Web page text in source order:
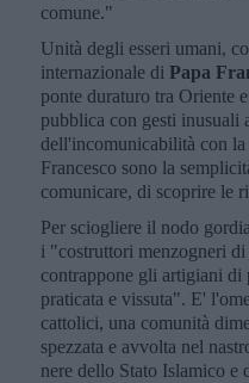
comune."
Unità degli esseri umani,
internazionale di Papa
ponte duraturo tra Oriente
pubblica con gesti inusuali
dell'incomunicabilità con
Francesco sono la
comunicare, di scoprire le
Per sciogliere il nodo
i "costruttori menzogneri
contrappone gli artigiani di
praticata e vissuta". E'
cattolici, una comunità
spezzata e avvolta nel
nere dello Stato Islamico e